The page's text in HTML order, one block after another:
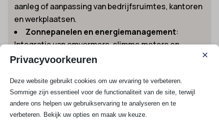
aanleg of aanpassing van bedrijfsruimtes, kantoren
en werkplaatsen.
Zonnepanelen en energiemanagement:
Integratie van omvormers, slimme meters en
netverzwaring voor duurzame energie.
Wil je meer weten over het uitbouwen van je
groepenkast voor een laadpaal of warmtepomp? Lees
direct verder overgroepenkast uitbreiden in het kader
van verduurzaming.
Privacyvoorkeuren ×
Deze website gebruikt cookies om uw ervaring te verbeteren.
Sommige zijn essentieel voor de functionaliteit van de site, terwijl
andere ons helpen uw gebruikservaring te analyseren en te
verbeteren. Bekijk uw opties en maak uw keuze.